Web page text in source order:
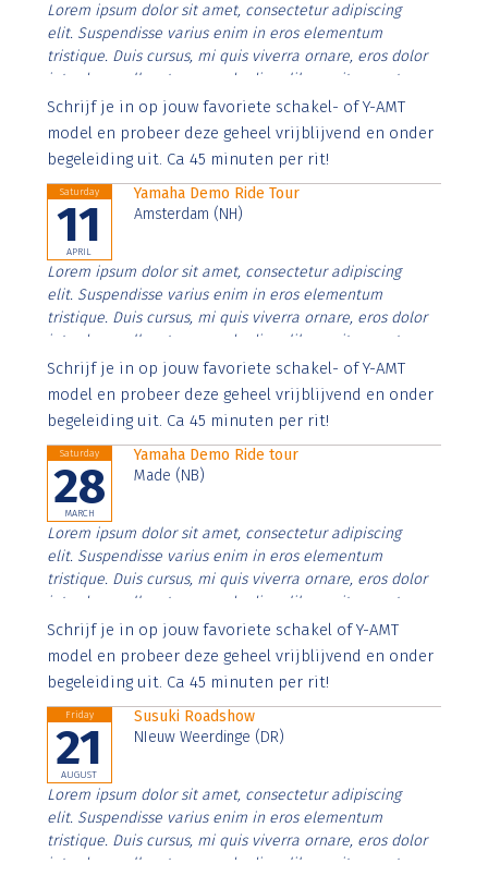
Lorem ipsum dolor sit amet, consectetur adipiscing
elit. Suspendisse varius enim in eros elementum
tristique. Duis cursus, mi quis viverra ornare, eros dolor
interdum nulla, ut commodo diam libero vitae erat.
Aenean faucibus nibh et justo cursus id rutrum lorem
imperdiet. Nunc ut sem vitae risus tristique posuere.
Schrijf je in op jouw favoriete schakel- of Y-AMT
model en probeer deze geheel vrijblijvend en onder
begeleiding uit. Ca 45 minuten per rit!
Saturday
11
APRIL
Yamaha Demo Ride Tour
Amsterdam (NH)
Lorem ipsum dolor sit amet, consectetur adipiscing
elit. Suspendisse varius enim in eros elementum
tristique. Duis cursus, mi quis viverra ornare, eros dolor
interdum nulla, ut commodo diam libero vitae erat.
Aenean faucibus nibh et justo cursus id rutrum lorem
imperdiet. Nunc ut sem vitae risus tristique posuere.
Schrijf je in op jouw favoriete schakel- of Y-AMT
model en probeer deze geheel vrijblijvend en onder
begeleiding uit. Ca 45 minuten per rit!
Saturday
28
MARCH
Yamaha Demo Ride tour
Made (NB)
Lorem ipsum dolor sit amet, consectetur adipiscing
elit. Suspendisse varius enim in eros elementum
tristique. Duis cursus, mi quis viverra ornare, eros dolor
interdum nulla, ut commodo diam libero vitae erat.
Aenean faucibus nibh et justo cursus id rutrum lorem
imperdiet. Nunc ut sem vitae risus tristique posuere.
Schrijf je in op jouw favoriete schakel of Y-AMT
model en probeer deze geheel vrijblijvend en onder
begeleiding uit. Ca 45 minuten per rit!
Friday
21
AUGUST
Susuki Roadshow
NIeuw Weerdinge (DR)
Lorem ipsum dolor sit amet, consectetur adipiscing
elit. Suspendisse varius enim in eros elementum
tristique. Duis cursus, mi quis viverra ornare, eros dolor
interdum nulla, ut commodo diam libero vitae erat.